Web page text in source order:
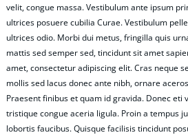
velit, congue massa. Vestibulum ante ipsum
ultrices posuere cubilia Curae. Vestibulum
ultrices odio. Morbi dui metus, fringilla quis
mattis sed semper sed, tincidunt sit amet
amet, consectetur adipiscing elit. Cras neque
mollis sed lacus donec ante nibh, ornare
Praesent finibus et quam id gravida. Donec eti
tristique congue aceria ligula. Proin a tempus
lobortis faucibus. Quisque facilisis tincidunt